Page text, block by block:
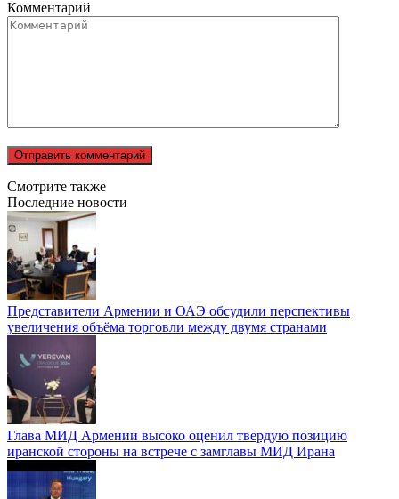
Комментарий
Смотрите также
Последние новости
Представители Армении и ОАЭ обсудили перспективы
увеличения объёма торговли между двумя странами
Глава МИД Армении высоко оценил твердую позицию
иранской стороны на встрече с замглавы МИД Ирана